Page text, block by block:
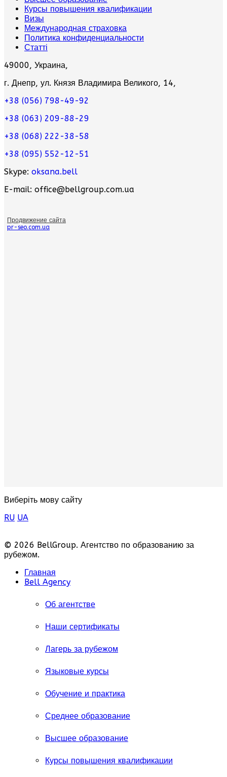
Курсы повышения квалификации
Визы
Международная страховка
Политика конфиденциальности
Статті
49000, Украина,
г. Днепр, ул. Князя Владимира Великого, 14,
+38 (056) 798-49-92
+38 (063) 209-88-29
+38 (068) 222-38-58
+38 (095) 552-12-51
Skype: oksana.bell
E-mail: office@bellgroup.com.ua
Продвижение сайта
pr-seo.com.ua
Виберіть мову сайту
RU UA
© 2026 BellGroup. Агентство по образованию за
рубежом.
Главная
Bell Agency
Об агентстве
Наши сертификаты
Лагерь за рубежом
Языковые курсы
Обучение и практика
Среднее образование
Высшее образование
Курсы повышения квалификации